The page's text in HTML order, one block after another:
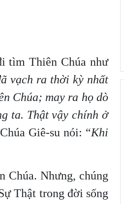
tìm Thiên Chúa như
vạch ra thời kỳ nhất
Chúa; may ra họ dò
ta. Thật vậy chính ở
Giê-su nói: “Khi
Chúa. Nhưng, chúng
Thật trong đời sống